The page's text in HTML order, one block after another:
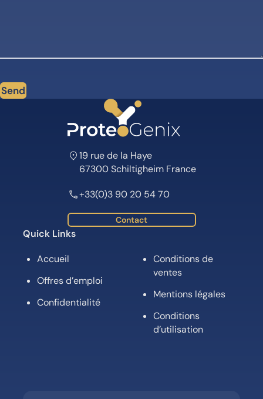
Send
19 rue de la Haye
67300 Schiltigheim France
+33(0)3 90 20 54 70
Contact
Quick Links
Accueil
Offres d’emploi
Confidentialité
Conditions de
ventes
Mentions légales
Conditions
d’utilisation